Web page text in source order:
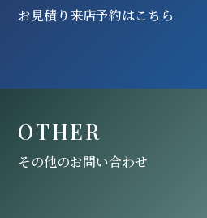
お見積り来店予約はこちら
OTHER
その他のお問い合わせ